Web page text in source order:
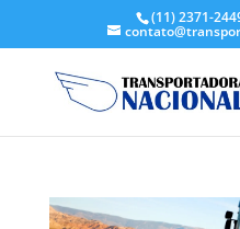
(11) 2371-